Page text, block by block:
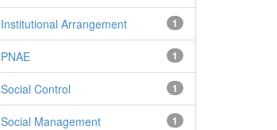
1
Institutional Arrangement
1
PNAE
1
Social Control
1
Social Management